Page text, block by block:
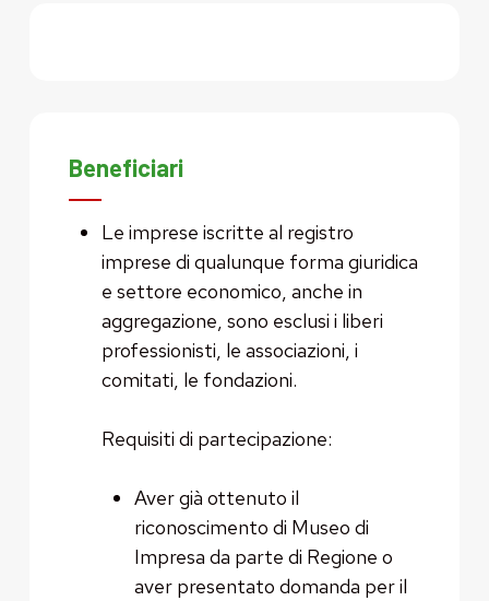
Beneficiari
Le imprese iscritte al registro
imprese di qualunque forma giuridica
e settore economico, anche in
aggregazione, sono esclusi i liberi
professionisti, le associazioni, i
comitati, le fondazioni.
Requisiti di partecipazione:
Aver già ottenuto il
riconoscimento di Museo di
Impresa da parte di Regione o
aver presentato domanda per il